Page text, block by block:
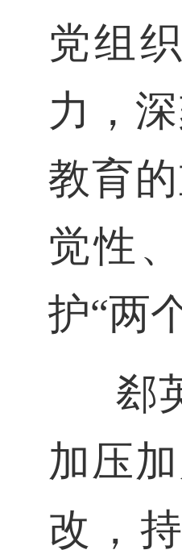
党组
力，
教育
觉性
护“两
郄
加压
改，